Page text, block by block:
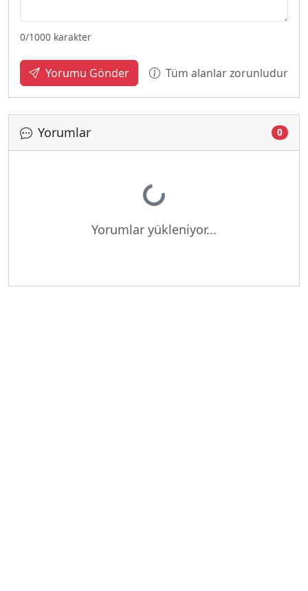
0/1000 karakter
Yorumu Gönder Tüm alanlar zorunludur
Yorumlar 0
Yükleniyor...
Yorumlar yükleniyor...